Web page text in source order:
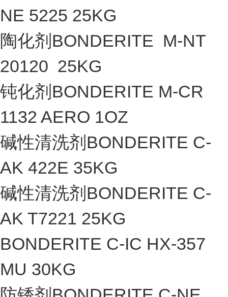
NE 5225 25KG
陶化剂BONDERITE M-NT
20120 25KG
钝化剂BONDERITE M-CR
1132 AERO 1OZ
碱性清洗剂BONDERITE C-
AK 422E 35KG
碱性清洗剂BONDERITE C-
AK T7221 25KG
BONDERITE C-IC HX-357
MU 30KG